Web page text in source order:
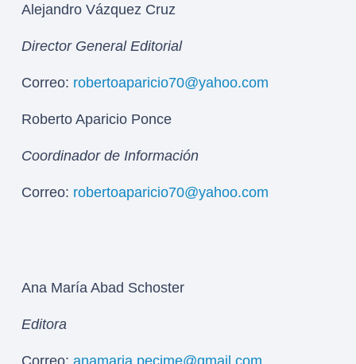
Alejandro Vázquez Cruz
Director General Editorial
Correo: robertoaparicio70@yahoo.com
Roberto Aparicio Ponce
Coordinador de Información
Correo: robertoaparicio70@yahoo.com
Ana María Abad Schoster
Editora